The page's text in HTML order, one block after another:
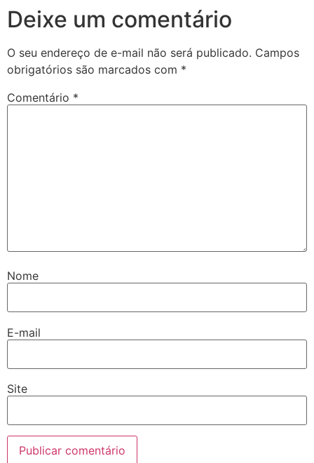
Deixe um comentário
O seu endereço de e-mail não será publicado. Campos
obrigatórios são marcados com *
Comentário *
Nome
E-mail
Site